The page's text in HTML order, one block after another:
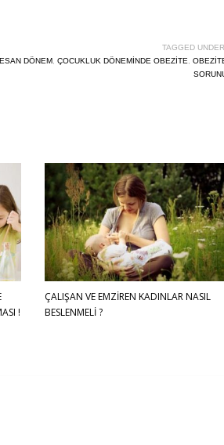
TAGGED
DÖNEM, ÇOCUKLUK DÖNEMINDE OBEZITE
!
ÇALIŞAN VE EMZİREN KADINLAR NASIL
BESLENMELİ ?